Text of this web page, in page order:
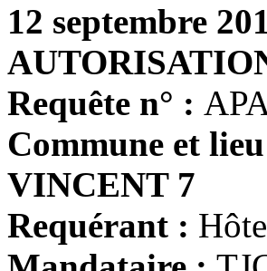
12 septembre
Requête n° :
Commune et
VINCENT 7
Requérant :